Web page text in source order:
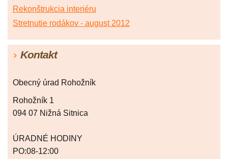
Rekonštrukcia interiéru
Stretnutie rodákov - august 2012
Kontakt
Obecný úrad Rohožník
Rohožník 1
094 07 Nižná Sitnica
ÚRADNÉ HODINY
PO:08-12:00